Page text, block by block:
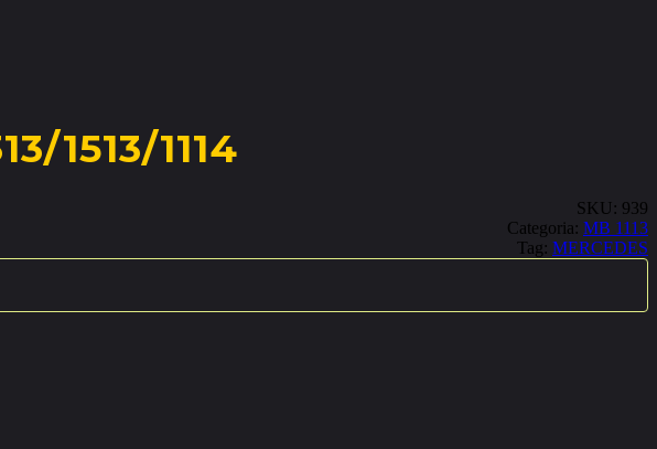
1513/1114
SKU: 939
Categoria: MB 1113
Tag: MERCEDES